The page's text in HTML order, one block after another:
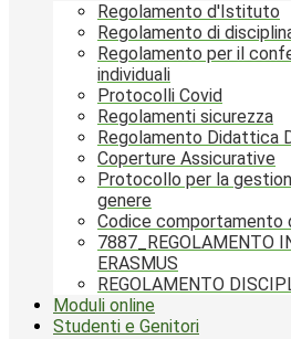
Regolamento d'Istituto
Regolamento di
Regolamento per il
individuali
Protocolli Covid
Regolamenti sicurezza
Regolamento Didattica
Coperture Assicurative
Protocollo per la
genere
Codice comportamento
7887_REGOLAMENTO
ERASMUS
REGOLAMENTO
Moduli online
Studenti e Genitori